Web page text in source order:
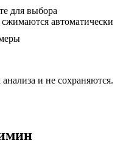
для выбора
автоматически
и не сохраняются.